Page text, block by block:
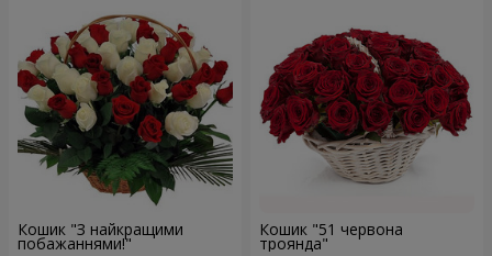
Кошик "З найкращими
побажаннями!"
Кошик "51 червона
троянда"